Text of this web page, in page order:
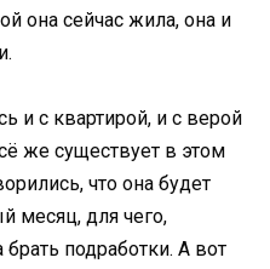
она сейчас жила, она и
и с квартирой, и с верой
же существует в этом
что она будет
месяц, для чего,
подработки. А вот